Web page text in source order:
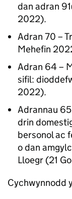
dan adran
2022).
Adran 70 –
Mehefin
Adran 64 –
sifil:
2022).
Adrannau
drin
bersonol ac
o dan
Lloegr (21
Cychwynnodd